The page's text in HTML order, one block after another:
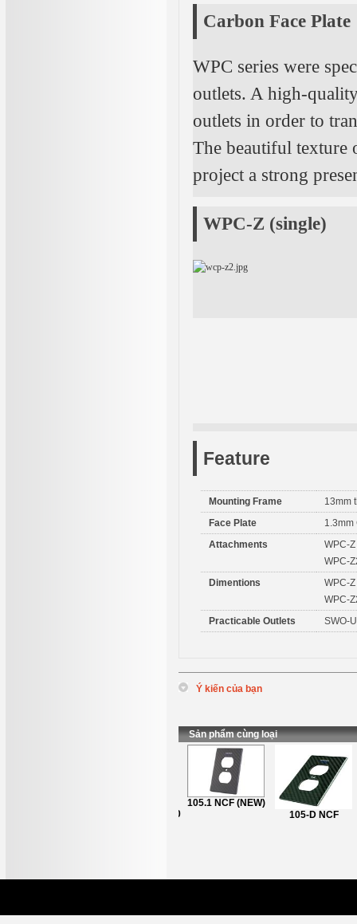
Carbon Face Plate
WPC series were
outlets. A high-
outlets in order to
The beautiful texture
project a strong
WPC-Z (single)
Feature
Mounting Frame
13mm
Face Plate
1.3mm
Attachments
WPC-
WPC-
Dimentions
WPC-
WPC-
Practicable Outlets
SWO-
Ý kiến của bạn
* Nội dung:
Sản phẩm cùng loại
105.1 NCF (NEW)
105-D NCF